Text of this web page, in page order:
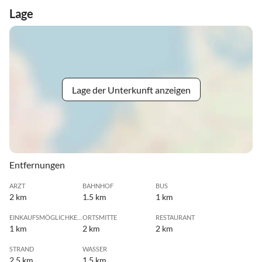
Lage
Lage der Unterkunft anzeigen
Entfernungen
ARZT
2 km
BAHNHOF
1.5 km
BUS
1 km
1 km
ORTSMITTE
2 km
RESTAURANT
2 km
STRAND WASSER